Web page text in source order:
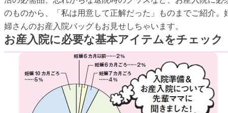
のものから、「私は用意して正解だった」ものまでご紹介。
婦さんのお産入院バッグもお見せしちゃいます。
お産入院に必要な基本アイテムをチェック